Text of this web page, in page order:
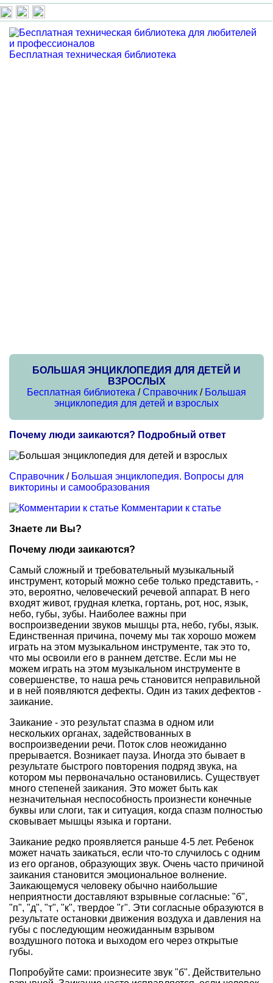
Бесплатная техническая библиотека
БОЛЬШАЯ ЭНЦИКЛОПЕДИЯ ДЛЯ ДЕТЕЙ И
ВЗРОСЛЫХ
Бесплатная библиотека /Справочник / Большая
энциклопедия для детей и взрослых
Почему люди заикаются? Подробный ответ
Справочник / Большая энциклопедия. Вопросы для
викторины и самообразования
Комментарии к статье
Знаете ли Вы?
Почему люди заикаются?
Самый сложный и требовательный музыкальный
инструмент, который можно себе только представить, -
это, вероятно, человеческий речевой аппарат. В него
входят живот, грудная клетка, гортань, рот, нос, язык,
небо, губы, зубы. Наиболее важны при
воспроизведении звуков мышцы рта, небо, губы, язык.
Единственная причина, почему мы так хорошо можем
играть на этом музыкальном инструменте, так это то,
что мы освоили его в раннем детстве. Если мы не
можем играть на этом музыкальном инструменте в
совершенстве, то наша речь становится неправильной
и в ней появляются дефекты. Один из таких дефектов -
заикание.
Заикание - это результат спазма в одном или
нескольких органах, задействованных в
воспроизведении речи. Поток слов неожиданно
прерывается. Возникает пауза. Иногда это бывает в
результате быстрого повторения подряд звука, на
котором мы первоначально остановились. Существует
много степеней заикания. Это может быть как
незначительная неспособность произнести конечные
буквы или слоги, так и ситуация, когда спазм полностью
сковывает мышцы языка и гортани.
Заикание редко проявляется раньше 4-5 лет. Ребенок
может начать заикаться, если что-то случилось с одним
из его органов, образующих звук. Очень часто причиной
заикания становится эмоциональное волнение.
Заикающемуся человеку обычно наибольшие
неприятности доставляют взрывные согласные: "б",
"п", "д", "т", "к", твердое "г". Эти согласные образуются в
результате остановки движения воздуха и давления на
губы с последующим неожиданным взрывом
воздушного потока и выходом его через открытые
губы.
Попробуйте сами: произнесите звук "б". Действительно